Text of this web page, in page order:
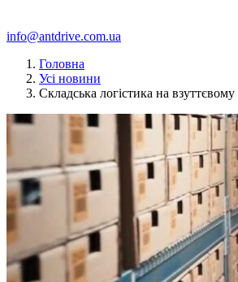
info@antdrive.com.ua
Головна
Усі новини
Складська логістика на